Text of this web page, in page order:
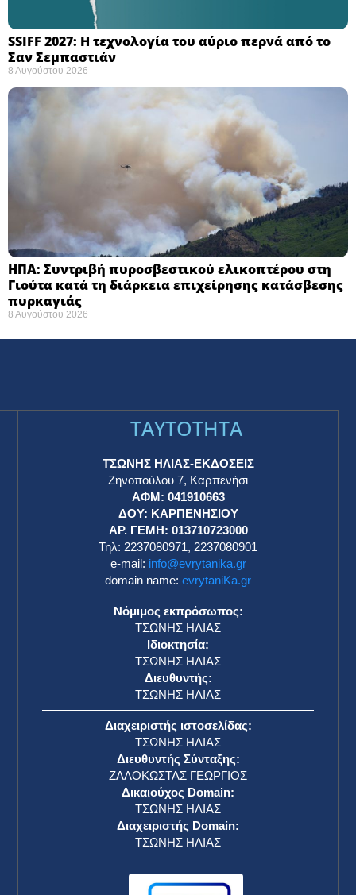
SSIFF 2027: Η τεχνολογία του αύριο περνά από το
Σαν Σεμπαστιάν ​
8 Αυγούστου 2026
ΗΠΑ: Συντριβή πυροσβεστικού ελικοπτέρου στη
Γιούτα κατά τη διάρκεια επιχείρησης κατάσβεσης
πυρκαγιάς ​
8 Αυγούστου 2026
TAYTOTHTA
ΤΣΩΝΗΣ ΗΛΙΑΣ-ΕΚΔΟΣΕΙΣ
Ζηνοπούλου 7, Καρπενήσι
ΑΦΜ: 041910663
ΔΟΥ: ΚΑΡΠΕΝΗΣΙΟΥ
ΑΡ. ΓΕΜΗ: 013710723000
Τηλ: 2237080971, 2237080901
e-mail: info@evrytanika.gr
domain name: evrytaniKa.gr
Νόμιμος εκπρόσωπος:
ΤΣΩΝΗΣ ΗΛΙΑΣ
Ιδιοκτησία:
ΤΣΩΝΗΣ ΗΛΙΑΣ
Διευθυντής:
ΤΣΩΝΗΣ ΗΛΙΑΣ
Διαχειριστής ιστοσελίδας:
ΤΣΩΝΗΣ ΗΛΙΑΣ
Διευθυντής Σύνταξης:
ΖΑΛΟΚΩΣΤΑΣ ΓΕΩΡΓΙΟΣ
Δικαιούχος Domain:
ΤΣΩΝΗΣ ΗΛΙΑΣ
Διαχειριστής Domain:
ΤΣΩΝΗΣ ΗΛΙΑΣ